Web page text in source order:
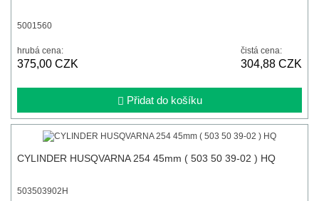
5001560
hrubá cena:
375,00 CZK
čistá cena:
304,88 CZK
Přidat do košíku
CYLINDER HUSQVARNA 254 45mm ( 503 50 39-02 ) HQ
503503902H